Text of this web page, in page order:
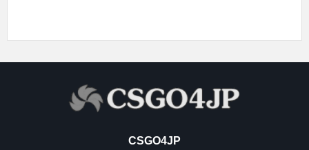
CSGO4JP